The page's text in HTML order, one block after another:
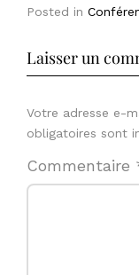
Posted in
Laisser un
Votre adresse e-
obligatoires sont
Commentaire